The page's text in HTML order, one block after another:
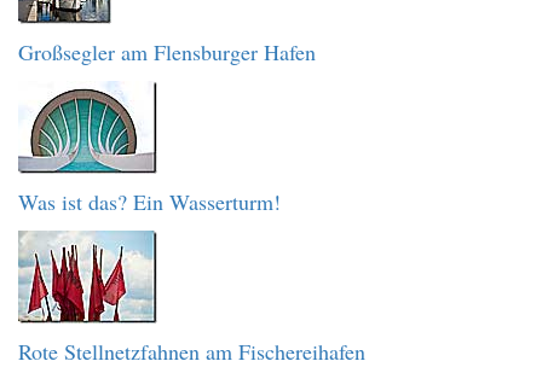
Großsegler am Flensburger Hafen
Was ist das? Ein Wasserturm!
Rote Stellnetzfahnen am Fischereihafen